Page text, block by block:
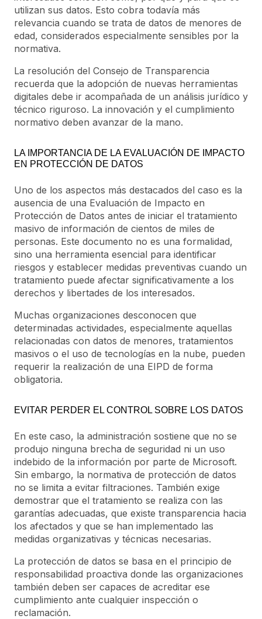
utilizan sus datos. Esto cobra todavía más
relevancia cuando se trata de datos de menores de
edad, considerados especialmente sensibles por la
normativa.
La resolución del Consejo de Transparencia
recuerda que la adopción de nuevas herramientas
digitales debe ir acompañada de un análisis jurídico y
técnico riguroso. La innovación y el cumplimiento
normativo deben avanzar de la mano.
LA IMPORTANCIA DE LA EVALUACIÓN DE IMPACTO
EN PROTECCIÓN DE DATOS
Uno de los aspectos más destacados del caso es la
ausencia de una Evaluación de Impacto en
Protección de Datos antes de iniciar el tratamiento
masivo de información de cientos de miles de
personas. Este documento no es una formalidad,
sino una herramienta esencial para identificar
riesgos y establecer medidas preventivas cuando un
tratamiento puede afectar significativamente a los
derechos y libertades de los interesados.
Muchas organizaciones desconocen que
determinadas actividades, especialmente aquellas
relacionadas con datos de menores, tratamientos
masivos o el uso de tecnologías en la nube, pueden
requerir la realización de una EIPD de forma
obligatoria.
EVITAR PERDER EL CONTROL SOBRE LOS DATOS
En este caso, la administración sostiene que no se
produjo ninguna brecha de seguridad ni un uso
indebido de la información por parte de Microsoft.
Sin embargo, la normativa de protección de datos
no se limita a evitar filtraciones. También exige
demostrar que el tratamiento se realiza con las
garantías adecuadas, que existe transparencia hacia
los afectados y que se han implementado las
medidas organizativas y técnicas necesarias.
La protección de datos se basa en el principio de
responsabilidad proactiva donde las organizaciones
también deben ser capaces de acreditar ese
cumplimiento ante cualquier inspección o
reclamación.